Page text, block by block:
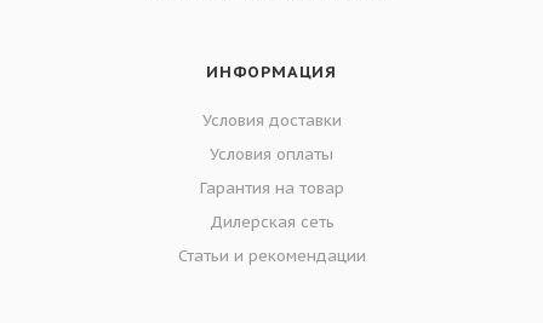
ИНФОРМАЦИЯ
Условия доставки
Условия оплаты
Гарантия на товар
Дилерская сеть
Статьи и рекомендации